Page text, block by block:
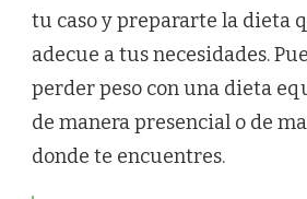
tu caso y prepararte la dieta
adecue a tus necesidades.
perder peso con una dieta
de manera presencial o de
donde te encuentres.